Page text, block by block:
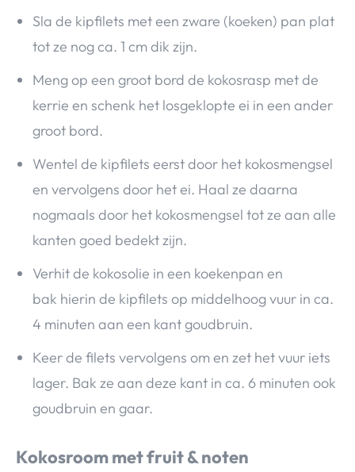
Sla de kipfilets met een zware (koeken) pan plat
tot ze nog ca. 1 cm dik zijn.
Meng op een groot bord de kokosrasp met de
kerrie en schenk het losgeklopte ei in een ander
groot bord.
Wentel de kipfilets eerst door het kokosmengsel
en vervolgens door het ei. Haal ze daarna
nogmaals door het kokosmengsel tot ze aan alle
kanten goed bedekt zijn.
Verhit de kokosolie in een koekenpan en
bak hierin de kipfilets op middelhoog vuur in ca.
4 minuten aan een kant goudbruin.
Keer de filets vervolgens om en zet het vuur iets
lager. Bak ze aan deze kant in ca. 6 minuten ook
goudbruin en gaar.
Kokosroom met fruit & noten